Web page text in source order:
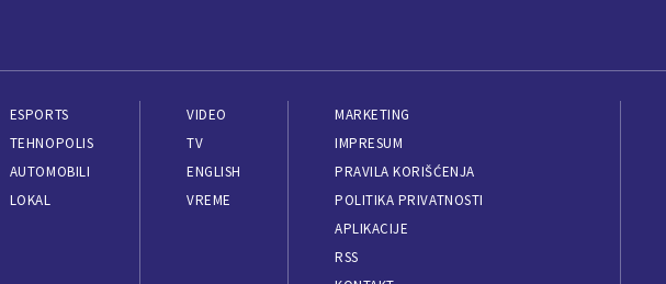
ESPORTS
TEHNOPOLIS
AUTOMOBILI
LOKAL
VIDEO
TV
ENGLISH
VREME
MARKETING
IMPRESUM
PRAVILA KORIŠĆENJA
POLITIKA PRIVATNOSTI
APLIKACIJE
RSS